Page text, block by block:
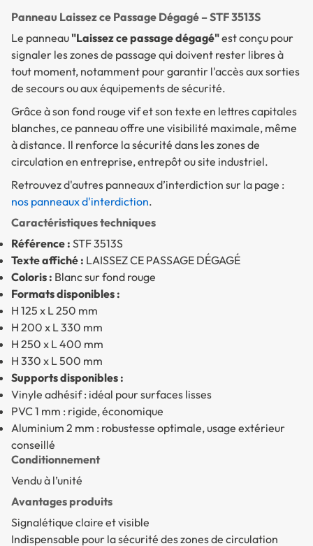
Panneau Laissez ce Passage Dégagé – STF 3513S
Le panneau "Laissez ce passage dégagé"est conçu pour
signaler les zones de passage qui doivent rester libres à
tout moment, notamment pour garantir l'accès aux sorties
de secours ou aux équipements de sécurité.
Grâce à son fond rouge vif et son texte en lettres capitales
blanches, ce panneau offre une visibilité maximale, même
à distance. Il renforce la sécurité dans les zones de
circulation en entreprise, entrepôt ou site industriel.
Retrouvez d'autres panneaux d’interdiction sur la page :
nos panneaux d'interdiction.
Caractéristiques techniques
Référence : STF 3513S
Texte affiché : LAISSEZ CE PASSAGE DÉGAGÉ
Coloris : Blanc sur fond rouge
Formats disponibles :
H 125 x L 250 mm
H 200 x L 330 mm
H 250 x L 400 mm
H 330 x L 500 mm
Supports disponibles :
Vinyle adhésif : idéal pour surfaces lisses
PVC 1 mm : rigide, économique
Aluminium 2 mm : robustesse optimale, usage extérieur
conseillé
Conditionnement
Vendu à l’unité
Avantages produits
Signalétique claire et visible
Indispensable pour la sécurité des zones de circulation